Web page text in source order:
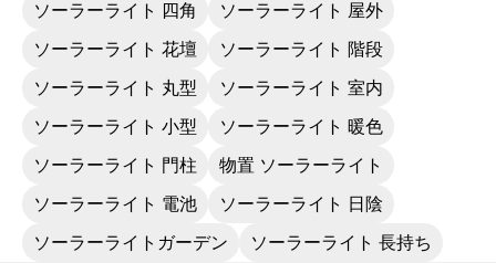
ソーラーライト 四角 ソーラーライト 屋外
ソーラーライト 花壇 ソーラーライト 階段
ソーラーライト 丸型 ソーラーライト 室内
ソーラーライト 小型 ソーラーライト 暖色
ソーラーライト 門柱 物置 ソーラーライト
ソーラーライト 電池 ソーラーライト 日陰
ソーラーライトガーデン ソーラーライト 長持ち